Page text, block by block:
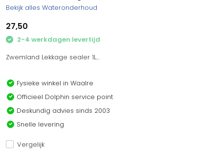
Bekijk alles Wateronderhoud
27,50
2-4 werkdagen levertijd
Zwemland Lekkage sealer 1L...
Fysieke winkel in Waalre
Officieel Dolphin service point
Deskundig advies sinds 2003
Snelle levering
Vergelijk